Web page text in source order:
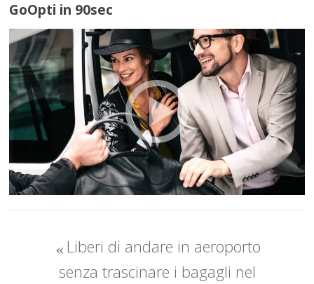
GoOpti in 90sec
Liberi di andare in aeroporto
senza trascinare i bagagli nel